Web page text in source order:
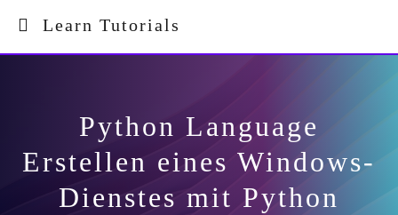
Learn Tutorials
Python Language
Erstellen eines Windows-
Dienstes mit Python